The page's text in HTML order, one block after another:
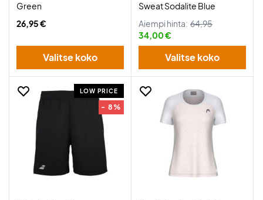
Green
26,95 €
Valitse koko
Sweat Sodalite Blue
Aiempi hinta: 64,95
34,00 €
Valitse koko
LOW PRICE
- 8%